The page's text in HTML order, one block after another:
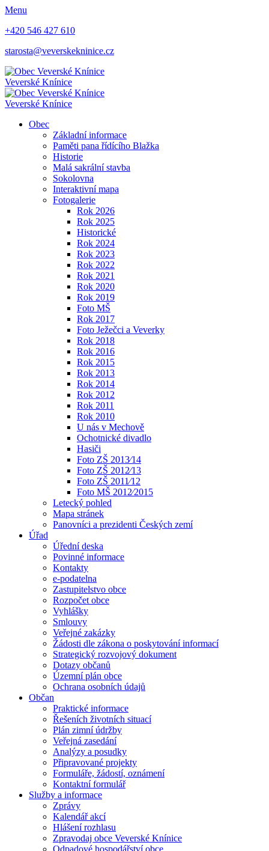
Menu
+420 546 427 610
starosta@veverskekninice.cz
Veverské Knínice
Veverské Knínice
Obec
Základní informace
Paměti pana řídícího Blažka
Historie
Malá sakrální stavba
Sokolovna
Interaktivní mapa
Fotogalerie
Rok 2026
Rok 2025
Historické
Rok 2024
Rok 2023
Rok 2022
Rok 2021
Rok 2020
Rok 2019
Foto MŠ
Rok 2017
Foto Ježečci a Veverky
Rok 2018
Rok 2016
Rok 2015
Rok 2013
Rok 2014
Rok 2012
Rok 2011
Rok 2010
U nás v Mechově
Ochotnické divadlo
Hasiči
Foto ZŠ 2013⁄14
Foto ZŠ 2012⁄13
Foto ZŠ 2011⁄12
Foto MŠ 2012⁄2015
Letecký pohled
Mapa stránek
Panovníci a prezidenti Českých zemí
Úřad
Úřední deska
Povinné informace
Kontakty
e-podatelna
Zastupitelstvo obce
Rozpočet obce
Vyhlášky
Smlouvy
Veřejné zakázky
Žádosti dle zákona o poskytování informací
Strategický rozvojový dokument
Dotazy občanů
Územní plán obce
Ochrana osobních údajů
Občan
Praktické informace
Řešeních životních situací
Plán zimní údržby
Veřejná zasedání
Analýzy a posudky
Připravované projekty
Formuláře, žádostí, oznámení
Kontaktní formulář
Služby a informace
Zprávy
Kalendář akcí
Hlášení rozhlasu
Zpravodaj obce Veverské Knínice
Odpadové hospodářství obce